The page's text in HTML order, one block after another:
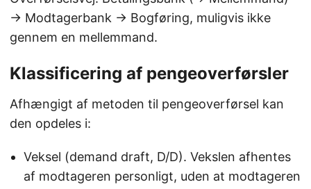
→ Modtagerbank → Bogføring, muligvis ikke
gennem en mellemmand.
Klassificering af pengeoverførsler
Afhængigt af metoden til pengeoverførsel kan
den opdeles i:
Veksel (demand draft, D/D). Vekslen afhentes
af modtageren personligt, uden at modtageren